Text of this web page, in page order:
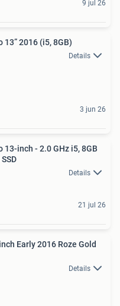
9 jul 26
13” 2016 (i5, 8GB)
Details
3 jun 26
13-inch - 2.0 GHz i5, 8GB
Details
21 jul 26
Early 2016 Roze Gold
Details